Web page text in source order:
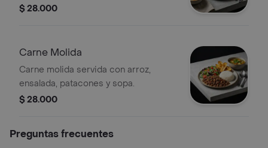
elegir, ensalada a elegir, patacones y
$ 28.000
Carne Molida
Carne molida servida con arroz,
ensalada, patacones y sopa.
$ 28.000
Preguntas frecuentes